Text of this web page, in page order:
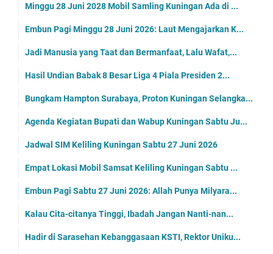
Minggu 28 Juni 2028 Mobil Samling Kuningan Ada di ...
Embun Pagi Minggu 28 Juni 2026: Laut Mengajarkan K...
Jadi Manusia yang Taat dan Bermanfaat, Lalu Wafat,...
Hasil Undian Babak 8 Besar Liga 4 Piala Presiden 2...
Bungkam Hampton Surabaya, Proton Kuningan Selangka...
Agenda Kegiatan Bupati dan Wabup Kuningan Sabtu Ju...
Jadwal SIM Keliling Kuningan Sabtu 27 Juni 2026
Empat Lokasi Mobil Samsat Keliling Kuningan Sabtu ...
Embun Pagi Sabtu 27 Juni 2026: Allah Punya Milyara...
Kalau Cita-citanya Tinggi, Ibadah Jangan Nanti-nan...
Hadir di Sarasehan Kebanggasaan KSTI, Rektor Uniku...